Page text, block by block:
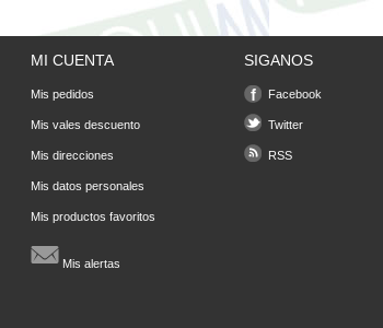
MI CUENTA
Mis pedidos
Mis vales descuento
Mis direcciones
Mis datos personales
Mis productos favoritos
Mis alertas
SIGANOS
Facebook
Twitter
RSS